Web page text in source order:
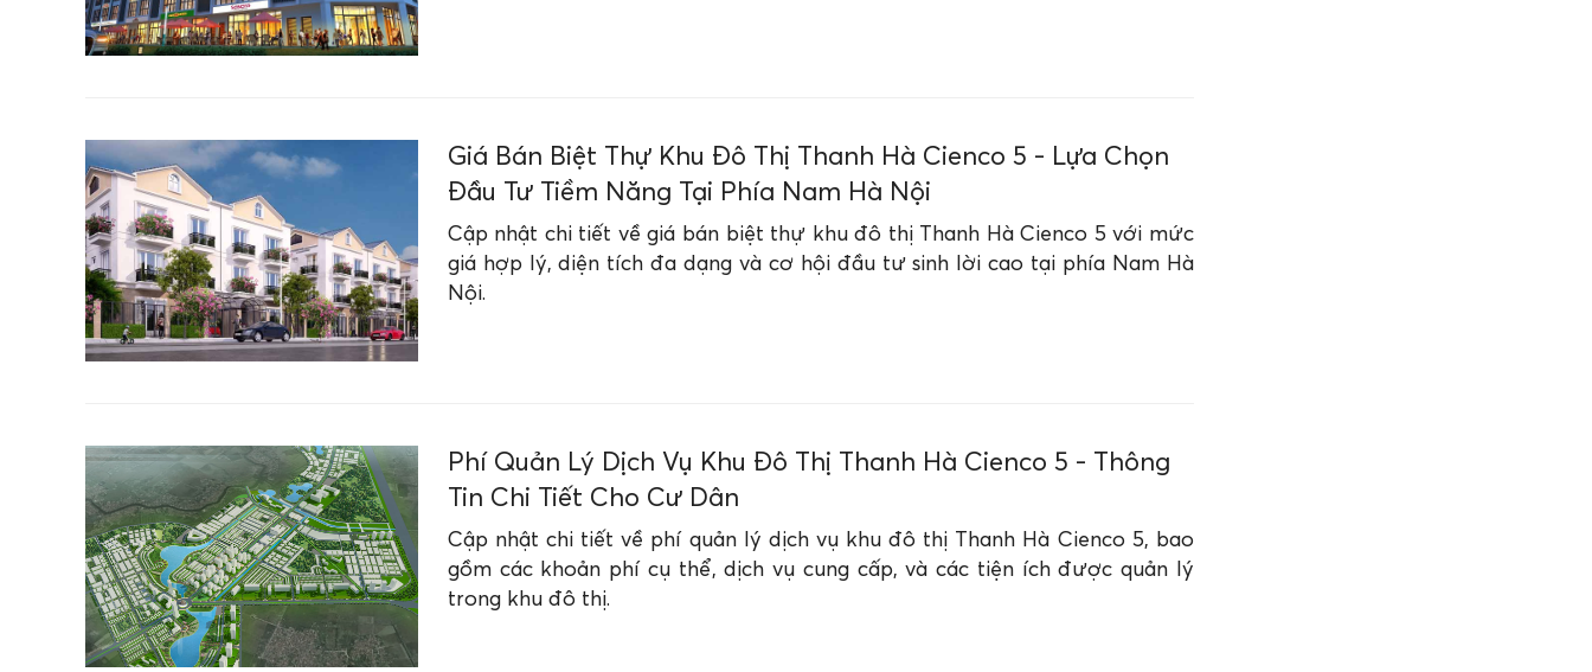
Giá Bán Biệt Thự Khu Đô Thị Thanh Hà Cienco 5 - Lựa Chọn
Đầu Tư Tiềm Năng Tại Phía Nam Hà Nội
Cập nhật chi tiết về giá bán biệt thự khu đô thị Thanh Hà Cienco 5 với mức
giá hợp lý, diện tích đa dạng và cơ hội đầu tư sinh lời cao tại phía Nam Hà
Nội.
Phí Quản Lý Dịch Vụ Khu Đô Thị Thanh Hà Cienco 5 - Thông
Tin Chi Tiết Cho Cư Dân
Cập nhật chi tiết về phí quản lý dịch vụ khu đô thị Thanh Hà Cienco 5, bao
gồm các khoản phí cụ thể, dịch vụ cung cấp, và các tiện ích được quản lý
trong khu đô thị.